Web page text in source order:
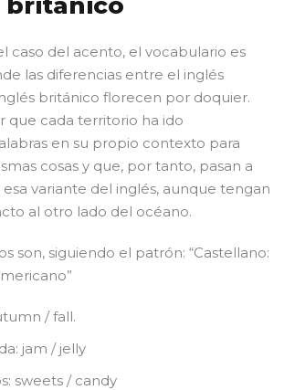
caso del acento, el vocabulario es
las diferencias entre el inglés
británico florecen por doquier.
que cada territorio ha ido
en su propio contexto para
cosas y que, por tanto, pasan a
variante del inglés, aunque tengan
al otro lado del océano.
son, siguiendo el patrón: “Castellano:
/ fall.
jam / jelly
sweets / candy